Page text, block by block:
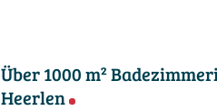
Über 1000 m²
Heerlen